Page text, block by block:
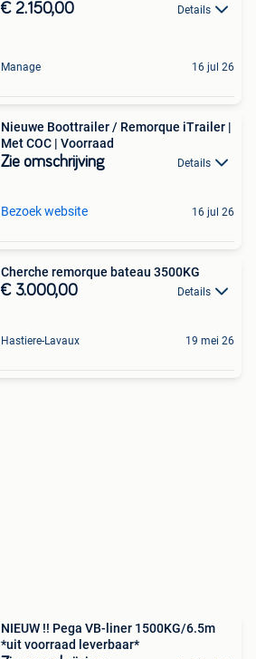
€ 2.150,00 Details
Manage 16 jul 26
Nieuwe Boottrailer / Remorque iTrailer |
Met COC | Voorraad
Zie omschrijving Details
Bezoek website 16 jul 26
Cherche remorque bateau 3500KG
€ 3.000,00 Details
Hastiere-Lavaux 19 mei 26
NIEUW !! Pega VB-liner 1500KG/6.5m
*uit voorraad leverbaar*